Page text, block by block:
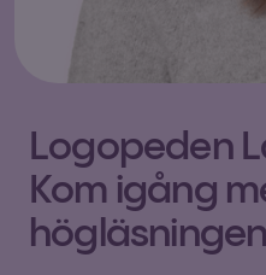
Logopeden
Kom igång
högläsningen